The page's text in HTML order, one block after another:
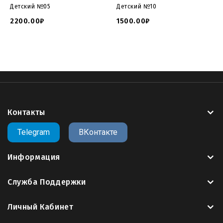
Детский №05
2200.00₽
Детский №10
1500.00₽
Контакты
Telegram ВКонтакте
Информация
Служба Поддержки
Личный Кабинет